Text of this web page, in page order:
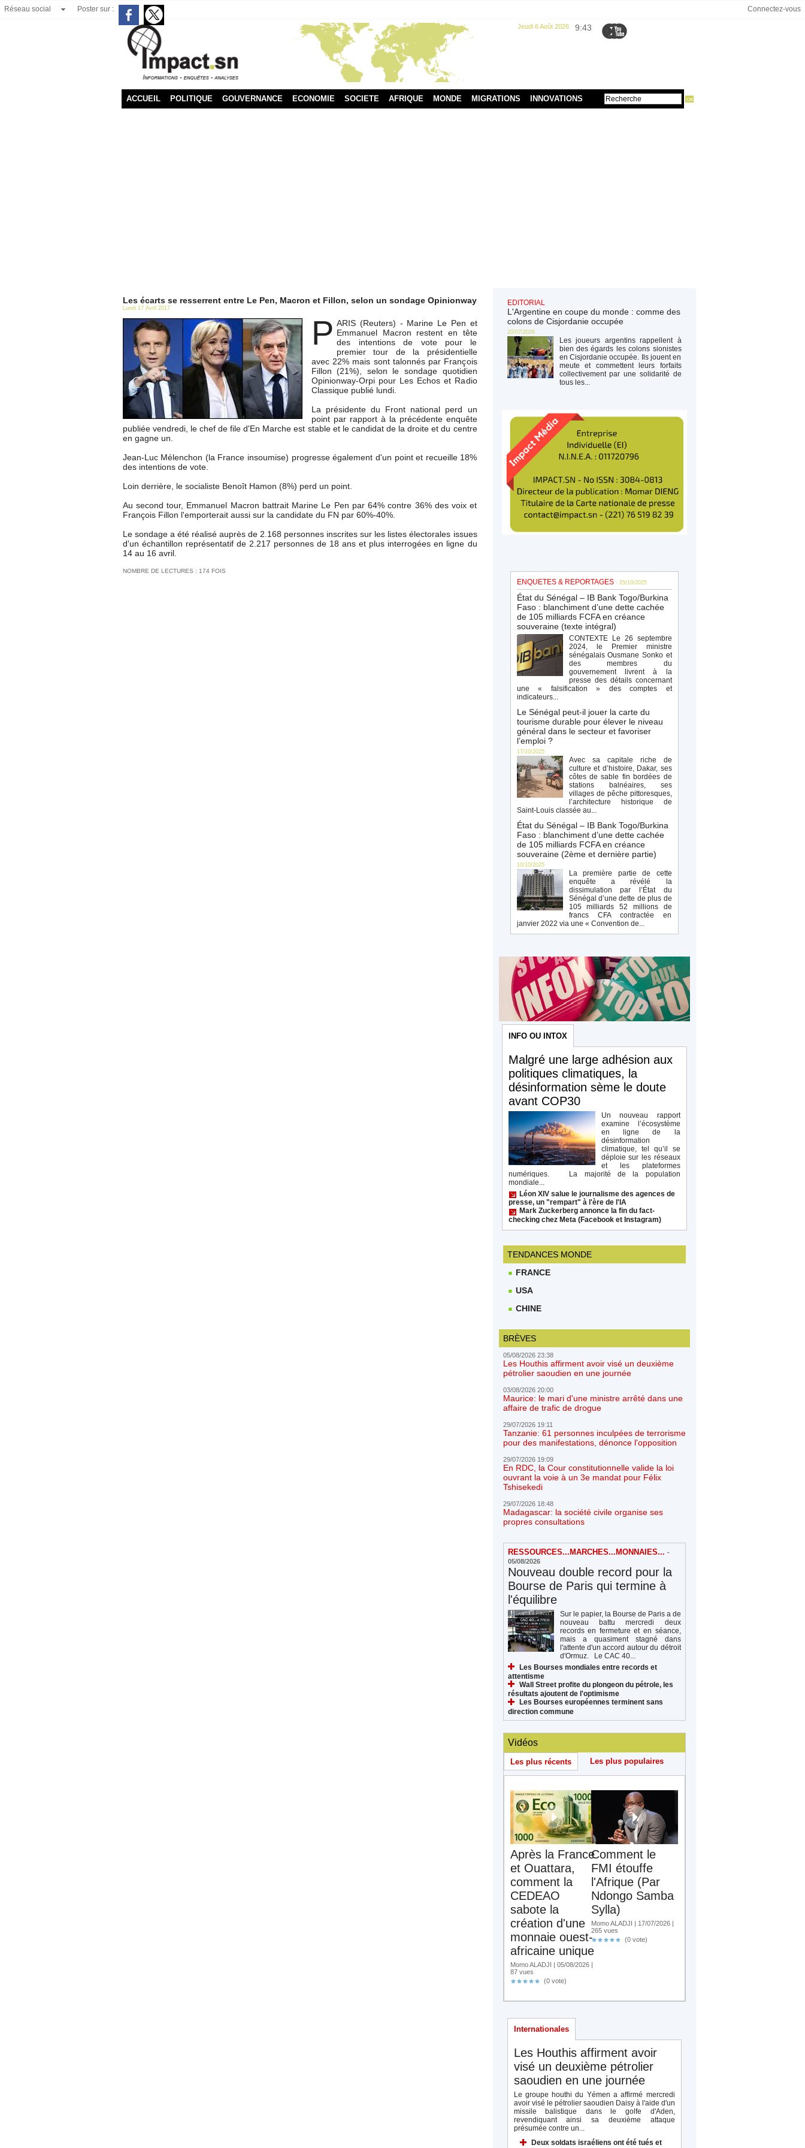
Réseau social Poster sur : Connectez-vous
Jeudi 6 Août 2026 9:43
ACCUEIL POLITIQUE GOUVERNANCE ECONOMIE SOCIETE AFRIQUE MONDE MIGRATIONS INNOVATIONS
Les écarts se resserrent entre Le Pen, Macron et Fillon, selon un sondage Opinionway
Lundi 17 Avril 2017
P ARIS (Reuters) - Marine Le Pen et
Emmanuel Macron restent en tête
des intentions de vote pour le
premier tour de la présidentielle
avec 22% mais sont talonnés par François
Fillon (21%), selon le sondage quotidien
Opinionway-Orpi pour Les Echos et Radio
Classique publié lundi.
La présidente du Front national perd un
point par rapport à la précédente enquête
publiée vendredi, le chef de file d'En Marche est stable et le candidat de la droite et du centre
en gagne un.
Jean-Luc Mélenchon (la France insoumise) progresse également d'un point et recueille 18%
des intentions de vote.
Loin derrière, le socialiste Benoît Hamon (8%) perd un point.
Au second tour, Emmanuel Macron battrait Marine Le Pen par 64% contre 36% des voix et
François Fillon l'emporterait aussi sur la candidate du FN par 60%-40%.
Le sondage a été réalisé auprès de 2.168 personnes inscrites sur les listes électorales issues
d'un échantillon représentatif de 2.217 personnes de 18 ans et plus interrogées en ligne du
14 au 16 avril.
NOMBRE DE LECTURES : 174 FOIS
EDITORIAL
L'Argentine en coupe du monde : comme des
colons de Cisjordanie occupée
20/07/2026
Les joueurs argentins rappellent à
bien des égards les colons sionistes
en Cisjordanie occupée. Ils jouent en
meute et commettent leurs forfaits
collectivement par une solidarité de
tous les...
ENQUETES & REPORTAGES - 25/10/2025
État du Sénégal – IB Bank Togo/Burkina
Faso : blanchiment d’une dette cachée
de 105 milliards FCFA en créance
souveraine (texte intégral)
CONTEXTE Le 26 septembre
2024, le Premier ministre
sénégalais Ousmane Sonko et
des membres du
gouvernement livrent à la
presse des détails concernant
une « falsification » des comptes et
indicateurs...
Le Sénégal peut-il jouer la carte du
tourisme durable pour élever le niveau
général dans le secteur et favoriser
l’emploi ?
17/10/2025
Avec sa capitale riche de
culture et d’histoire, Dakar, ses
côtes de sable fin bordées de
stations balnéaires, ses
villages de pêche pittoresques,
l’architecture historique de
Saint-Louis classée au...
État du Sénégal – IB Bank Togo/Burkina
Faso : blanchiment d’une dette cachée
de 105 milliards FCFA en créance
souveraine (2ème et dernière partie)
10/10/2025
La première partie de cette
enquête a révélé la
dissimulation par l’État du
Sénégal d’une dette de plus de
105 milliards 52 millions de
francs CFA contractée en
janvier 2022 via une « Convention de...
INFO OU INTOX
Malgré une large adhésion aux
politiques climatiques, la
désinformation sème le doute
avant COP30
Un nouveau rapport
examine l’écosystème
en ligne de la
désinformation
climatique, tel qu’il se
déploie sur les réseaux
et les plateformes
numériques. La majorité de la population
mondiale...
Léon XIV salue le journalisme des agences de
presse, un "rempart" à l'ère de l'IA
Mark Zuckerberg annonce la fin du fact-
checking chez Meta (Facebook et Instagram)
TENDANCES MONDE
FRANCE
USA
CHINE
BRÈVES
05/08/2026 23:38
Les Houthis affirment avoir visé un deuxième
pétrolier saoudien en une journée
03/08/2026 20:00
Maurice: le mari d'une ministre arrêté dans une
affaire de trafic de drogue
29/07/2026 19:11
Tanzanie: 61 personnes inculpées de terrorisme
pour des manifestations, dénonce l'opposition
29/07/2026 19:09
En RDC, la Cour constitutionnelle valide la loi
ouvrant la voie à un 3e mandat pour Félix
Tshisekedi
29/07/2026 18:48
Madagascar: la société civile organise ses
propres consultations
RESSOURCES...MARCHES...MONNAIES... -
05/08/2026
Nouveau double record pour la
Bourse de Paris qui termine à
l'équilibre
Sur le papier, la Bourse de Paris a de
nouveau battu mercredi deux
records en fermeture et en séance,
mais a quasiment stagné dans
l'attente d'un accord autour du détroit
d'Ormuz. Le CAC 40...
Les Bourses mondiales entre records et
attentisme
Wall Street profite du plongeon du pétrole, les
résultats ajoutent de l'optimisme
Les Bourses européennes terminent sans
direction commune
Vidéos
Les plus récents Les plus populaires
Après la France
et Ouattara,
comment la
CEDEAO
sabote la
création d'une
monnaie ouest-
africaine unique
Momo ALADJI | 05/08/2026 |
87 vues
(0 vote)
Comment le
FMI étouffe
l'Afrique (Par
Ndongo Samba
Sylla)
Momo ALADJI | 17/07/2026 |
265 vues
(0 vote)
Internationales
Les Houthis affirment avoir
visé un deuxième pétrolier
saoudien en une journée
Le groupe houthi du Yémen a affirmé mercredi
avoir visé le pétrolier saoudien Daisy à l'aide d'un
missile balistique dans le golfe d'Aden,
revendiquant ainsi sa deuxième attaque
présumée contre un...
Deux soldats israéliens ont été tués et